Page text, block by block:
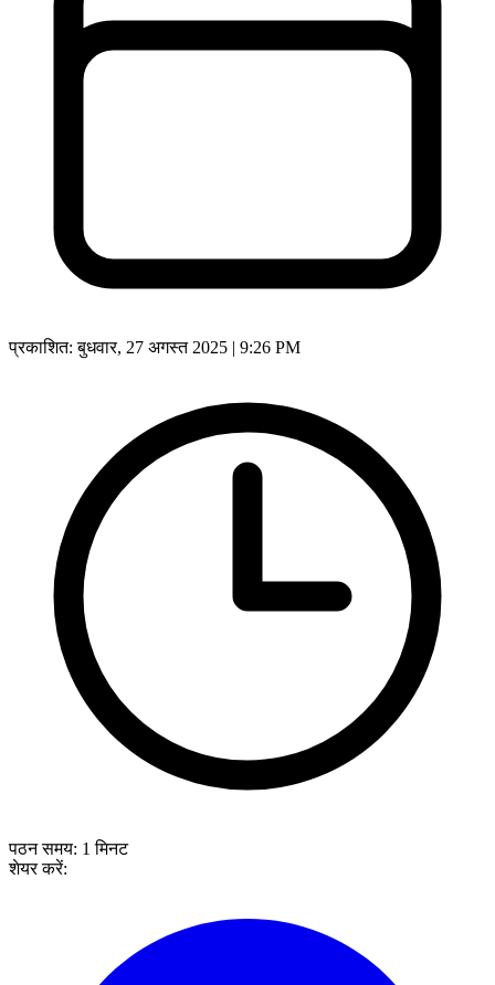
प्रकाशित:बुधवार, 27 अगस्त 2025 | 9:26 PM
पठन समय: 1 मिनट
शेयर करें: